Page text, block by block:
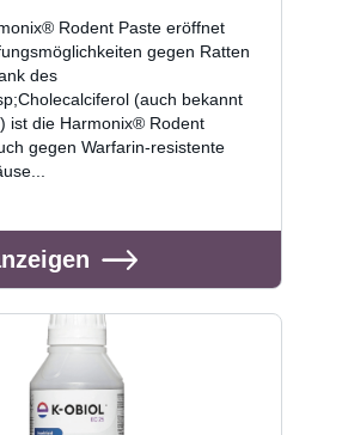
Rodent Paste eröffnet
gegen Ratten
des
(auch bekannt
ist die Harmonix® Rodent
gegen Warfarin-resistente